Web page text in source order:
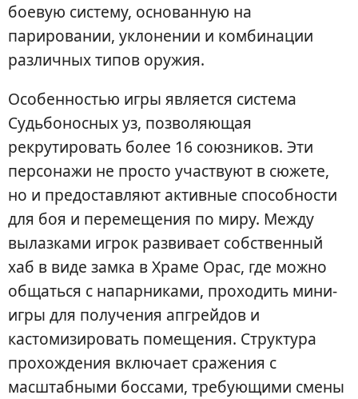
боевую систему, основанную на
парировании, уклонении и комбинации
различных типов оружия.
Особенностью игры является система
Судьбоносных уз, позволяющая
рекрутировать более 16 союзников. Эти
персонажи не просто участвуют в сюжете,
но и предоставляют активные способности
для боя и перемещения по миру. Между
вылазками игрок развивает собственный
хаб в виде замка в Храме Орас, где можно
общаться с напарниками, проходить мини-
игры для получения апгрейдов и
кастомизировать помещения. Структура
прохождения включает сражения с
масштабными боссами, требующими смены